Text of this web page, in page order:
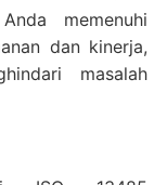
memenuhi
dan kinerja,
masalah